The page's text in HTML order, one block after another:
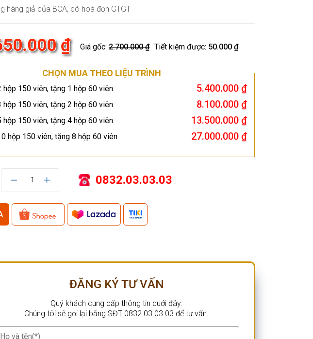
hàng giả của BCA, có hoá đơn GTGT
₫ Giá gốc:2.700.000 ₫ Tiết kiệm được: 50.000 ₫
CHỌN MUA THEO LIỆU TRÌNH
hộp 150 viên, tặng 1 hộp 60 viên 5.400.000 ₫
hộp 150 viên, tặng 2 hộp 60 viên 8.100.000 ₫
hộp 150 viên, tặng 4 hộp 60 viên 13.500.000 ₫
hộp 150 viên, tặng 8 hộp 60 viên 27.000.000 ₫
1 0832.03.03.03
ĐĂNG KÝ TƯ VẤN
Quý khách cung cấp thông tin duới đây.
Chúng tôi sẽ gọi lại bằng SĐT 0832.03.03.03 để tư vấn.